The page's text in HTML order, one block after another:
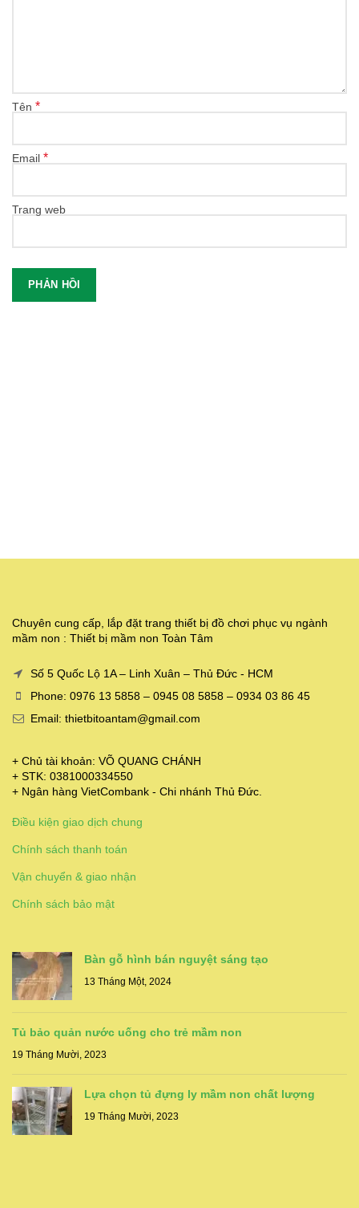
Tên *
Email *
Trang web
Chuyên cung cấp, lắp đặt trang thiết bị đồ chơi phục vụ ngành
mầm non : Thiết bị mầm non Toàn Tâm
Số 5 Quốc Lộ 1A – Linh Xuân – Thủ Đức - HCM
Phone: 0976 13 5858 – 0945 08 5858 – 0934 03 86 45
Email: thietbitoantam@gmail.com
+ Chủ tài khoản: VÕ QUANG CHÁNH
+ STK: 0381000334550
+ Ngân hàng VietCombank - Chi nhánh Thủ Đức.
Điều kiện giao dịch chung
Chính sách thanh toán
Vận chuyển & giao nhận
Chính sách bảo mật
Bàn gỗ hình bán nguyệt sáng tạo
13 Tháng Một, 2024
Tủ bảo quản nước uống cho trẻ mầm non
19 Tháng Mười, 2023
Lựa chọn tủ đựng ly mầm non chất lượng
19 Tháng Mười, 2023